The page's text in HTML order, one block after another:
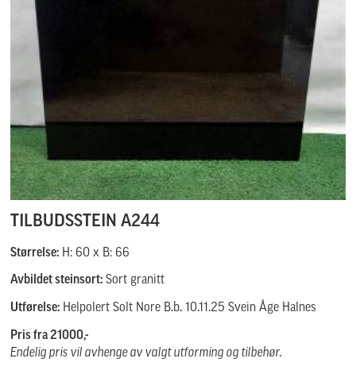
TILBUDSSTEIN A244
Størrelse: H: 60 x B: 66
Avbildet steinsort: Sort granitt
Utførelse: Helpolert Solt Nore B.b. 10.11.25 Svein Åge Halnes
Pris fra 21000,-
Endelig pris vil avhenge av valgt utforming og tilbehør.